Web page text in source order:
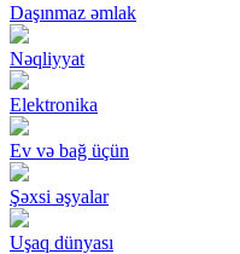
Daşınmaz əmlak
Nəqliyyat
Elektronika
Ev və bağ üçün
Şəxsi əşyalar
Uşaq dünyası